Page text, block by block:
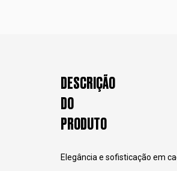
DESCRIÇÃO
DO
PRODUTO
Elegância e sofisticação em